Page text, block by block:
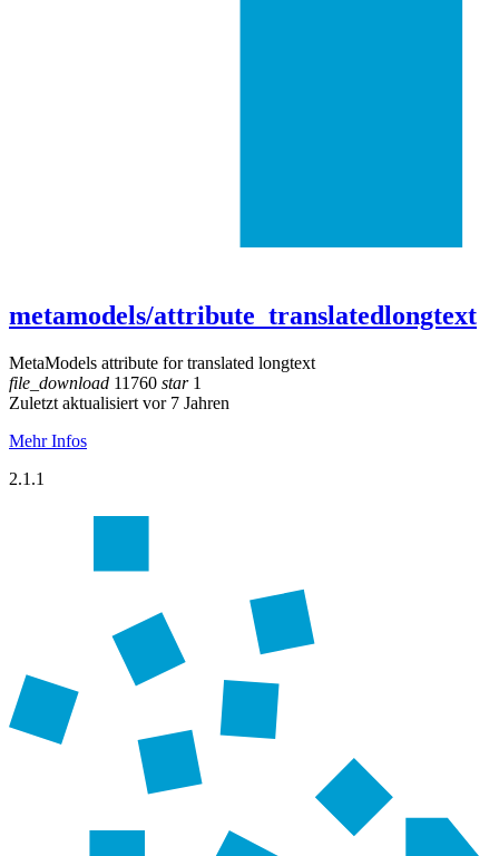
metamodels/attribute_translatedlongtext
MetaModels attribute for translated longtext
file_download 11760 star1
Zuletzt aktualisiert vor 7 Jahren
Mehr Infos
2.1.1